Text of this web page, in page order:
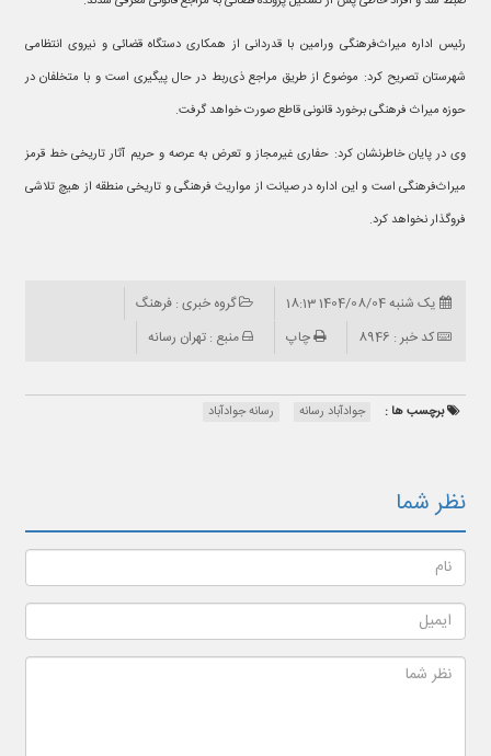
رئیس اداره میراث‌فرهنگی ورامین با قدردانی از همکاری دستگاه قضائی و نیروی انتظامی
شهرستان تصریح کرد: موضوع از طریق مراجع ذی‌ربط در حال پیگیری است و با متخلفان در
حوزه میراث فرهنگی برخورد قانونی قاطع صورت خواهد گرفت.
وی در پایان خاطرنشان کرد: حفاری غیرمجاز و تعرض به عرصه و حریم آثار تاریخی خط قرمز
میراث‌فرهنگی است و این اداره در صیانت از مواریث فرهنگی و تاریخی منطقه از هیچ تلاشی
فروگذار نخواهد کرد.
یک شنبه 1404/08/04 18:13
گروه خبری : فرهنگ
کد خبر : 8946
چاپ منبع : تهران رسانه
برچسب ها : جوادآباد رسانه رسانه جوادآباد
نظر شما